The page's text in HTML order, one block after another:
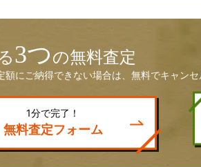
3つの無料査定
にご納得できない場合は、無料でキャン
1分で完了！
無料査定フォーム